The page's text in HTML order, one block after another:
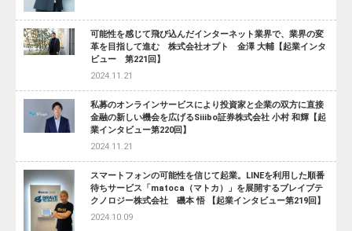
可能性を感じて飛び込んだインターネット業界で、業界の変
革を目指して進む 株式会社オプト 金澤 大輔【起業インタ
ビュー 第221回】
2024.11.21
私募のオンラインサービスにより投資家と企業の双方に直接
金融の新しい機会を広げるSiiibo証券株式会社 小村 和輝【起
業インタビュー第220回】
2024.11.21
スマートフォンの可能性を信じて起業。LINEを利用した順番
待ちサービス「matoca（マトカ）」を展開するブレイブテ
クノロジー株式会社 磯本 悟 【起業インタビュー第219回】
2024.10.09